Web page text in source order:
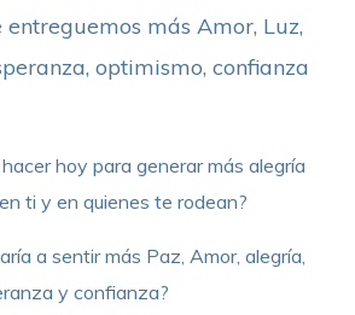
más Amor, Luz,
optimismo, confianza
hoy para generar más alegría
ti y en quienes te rodean?
a sentir más Paz, Amor, alegría,
y confianza?